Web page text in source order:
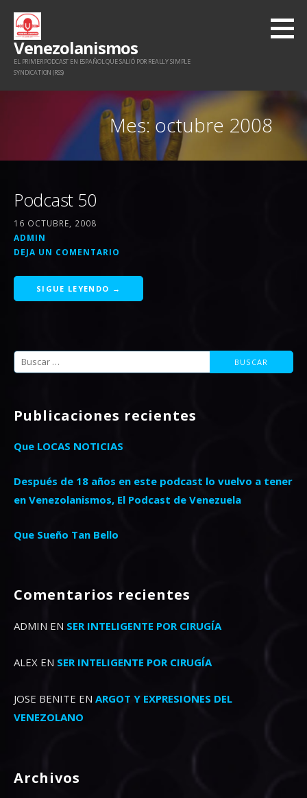
Saltar
contenido
Venezolanismos
EL PRIMER PODCAST EN ESPAÑOL QUE SALIÓ POR REALLY SIMPLE
SYNDICATION (RSS)
Mes: octubre 2008
Podcast 50
16 OCTUBRE, 2008
ADMIN
DEJA UN COMENTARIO
SIGUE LEYENDO →
Buscar:
Publicaciones recientes
Que LOCAS NOTICIAS
Después de 18 años en este podcast lo vuelvo a tener
en Venezolanismos, El Podcast de Venezuela
Que Sueño Tan Bello
Comentarios recientes
ADMIN EN SER INTELIGENTE POR CIRUGÍA
ALEX EN SER INTELIGENTE POR CIRUGÍA
JOSE BENITE EN ARGOT Y EXPRESIONES DEL
VENEZOLANO
Archivos